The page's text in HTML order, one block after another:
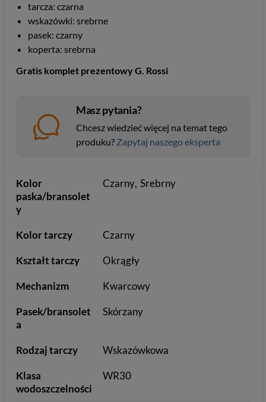
tarcza: czarna
wskazówki: srebrne
pasek: czarny
koperta: srebrna
Gratis komplet prezentowy G. Rossi
Masz pytania?
Chcesz wiedzieć więcej na temat tego
produku? Zapytaj naszego eksperta
Kolor
paska/bransolet
y
Czarny Srebrny
Kolor tarczy Czarny
Kształt tarczy Okrągły
Mechanizm Kwarcowy
Pasek/bransolet
a
Skórzany
Rodzaj tarczy Wskazówkowa
Klasa
wodoszczelności
WR30